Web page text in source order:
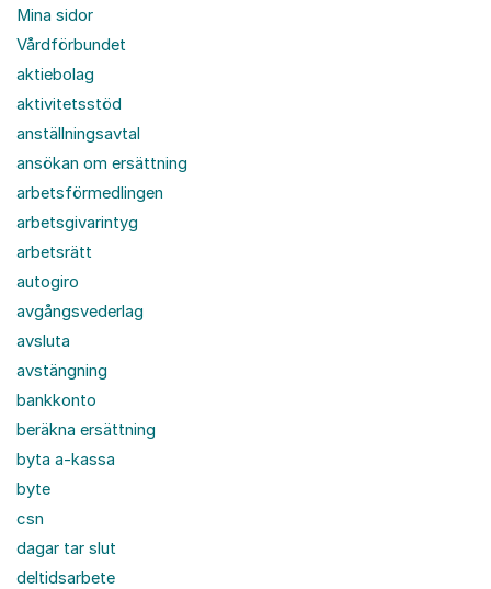
Mina sidor
Vårdförbundet
aktiebolag
aktivitetsstöd
anställningsavtal
ansökan om ersättning
arbetsförmedlingen
arbetsgivarintyg
arbetsrätt
autogiro
avgångsvederlag
avsluta
avstängning
bankkonto
beräkna ersättning
byta a-kassa
byte
csn
dagar tar slut
deltidsarbete